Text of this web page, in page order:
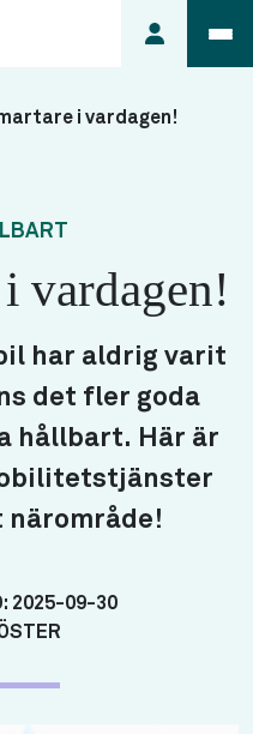
om
min
söker du
lägenhet
i vardagen!
vardagen!
har aldrig varit
det fler goda
hållbart. Här är
2025-09-30